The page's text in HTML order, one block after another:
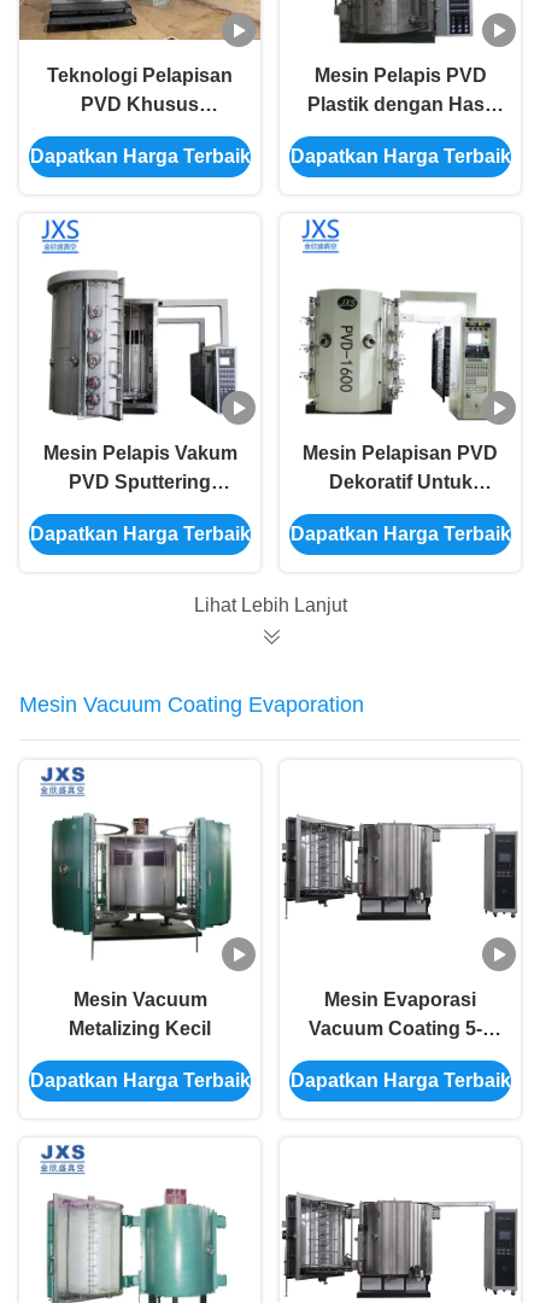
Teknologi Pelapisan
PVD Khusus
Mendukung
Permukaan Plastik
Jangkauan Aplikasi
Untuk Kebutuhan
Dan Perlengkapan
Plastik Dekoratif
Sehari-hari
Dapatkan Harga Terbaik
Mesin Pelapis PVD
Plastik dengan Hasil
Akhir Cerah, Daya
Rekat Kuat, dan
untuk Daya Tahan
yang Ditingkatkan
Dapatkan Harga Terbaik
Mesin Pelapis Vakum
PVD Sputtering
Magnetron dengan
Sistem Kontrol
Ruang Vakum
Dapatkan Harga Terbaik
Mesin Pelapisan PVD
Dekoratif Untuk
Bagian Plastik PC
ABS Dengan Lapisan
deformasi Suhu
Dapatkan Harga Terbaik
Lihat Lebih Lanjut
Mesin Vacuum Coating Evaporation
Mesin Vacuum
Metalizing Kecil
Dapatkan Harga Terbaik
Mesin Evaporasi
Vacuum Coating 5-8
Menit
Dapatkan Harga Terbaik